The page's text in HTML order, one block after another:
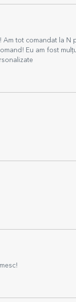
Am tot comandat la N
Eu am fost